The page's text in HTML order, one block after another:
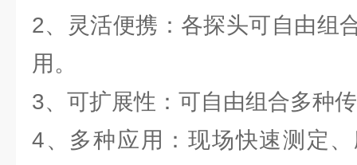
2、灵活便携：各探头可自由组
用。
3、可扩展性：可自由组合多种
4、多种应用：现场快速测定